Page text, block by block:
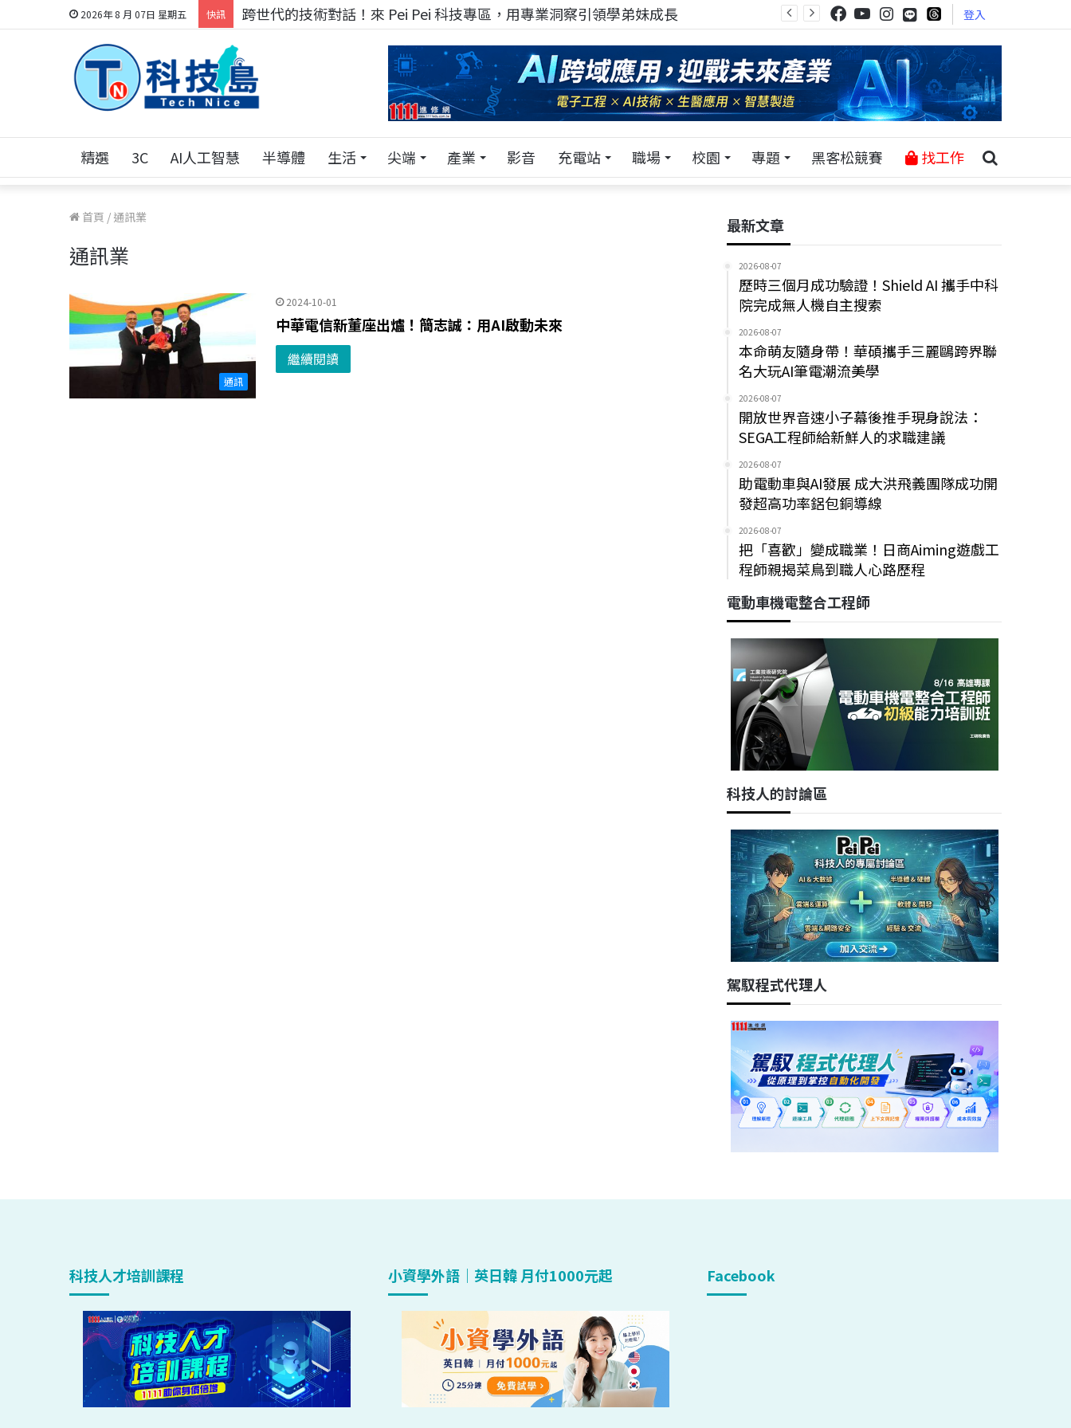
2026年 8 月 07日 星期五 快訊 跨世代的技術對話！來 Pei Pei 科技專區，用專業洞察引領學弟妹成長 登入
精選 3C AI人工智慧 半導體 生活 尖端 產業 影音 充電站 職場 校園 專題 黑客松競賽 找工作
首頁 / 通訊業
通訊業
通訊
2024-10-01
中華電信新董座出爐！簡志誠：用AI啟動未來
繼續閱讀
最新文章
2026-08-07
歷時三個月成功驗證！Shield AI 攜手中科
院完成無人機自主搜索
2026-08-07
本命萌友隨身帶！華碩攜手三麗鷗跨界聯
名大玩AI筆電潮流美學
2026-08-07
開放世界音速小子幕後推手現身說法：
SEGA工程師給新鮮人的求職建議
2026-08-07
助電動車與AI發展 成大洪飛義團隊成功開
發超高功率鋁包銅導線
2026-08-07
把「喜歡」變成職業！日商Aiming遊戲工
程師親揭菜鳥到職人心路歷程
電動車機電整合工程師
科技人的討論區
駕馭程式代理人
科技人才培訓課程 小資學外語｜英日韓 月付1000元起 Facebook